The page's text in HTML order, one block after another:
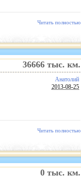
Читать полностью
36666 тыс. км.
Анатолий
2013-08-25
Читать полностью
0 тыс. км.